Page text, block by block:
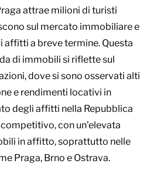
attrae milioni di turisti
sul mercato immobiliare e
affitti a breve termine. Questa
di immobili si riflette sul
dove si sono osservati alti
e rendimenti locativi in
degli affitti nella Repubblica
con un’elevata
in affitto, soprattutto nelle
Praga, Brno e Ostrava.